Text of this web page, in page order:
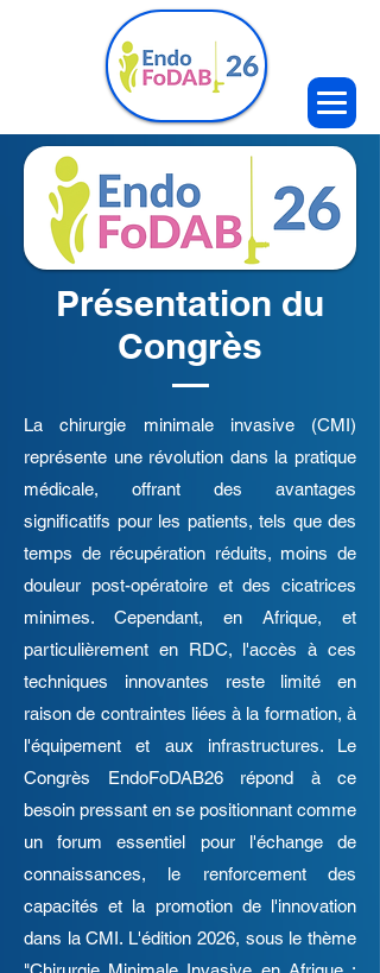
Présentation du
Congrès
La chirurgie minimale invasive (CMI)
représente une révolution dans la pratique
médicale, offrant des avantages
significatifs pour les patients, tels que des
temps de récupération réduits, moins de
douleur post-opératoire et des cicatrices
minimes. Cependant, en Afrique, et
particulièrement en RDC, l'accès à ces
techniques innovantes reste limité en
raison de contraintes liées à la formation, à
l'équipement et aux infrastructures. Le
Congrès EndoFoDAB26 répond à ce
besoin pressant en se positionnant comme
un forum essentiel pour l'échange de
connaissances, le renforcement des
capacités et la promotion de l'innovation
dans la CMI. L'édition 2026, sous le thème